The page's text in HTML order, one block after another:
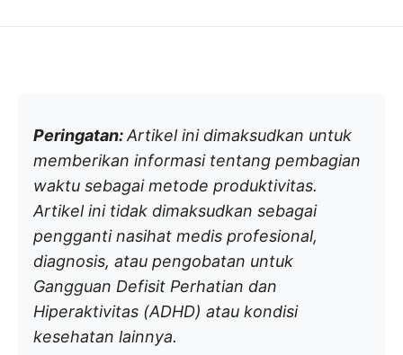
Peringatan:Artikel ini dimaksudkan untuk
memberikan informasi tentang pembagian
waktu sebagai metode produktivitas.
Artikel ini tidak dimaksudkan sebagai
pengganti nasihat medis profesional,
diagnosis, atau pengobatan untuk
Gangguan Defisit Perhatian dan
Hiperaktivitas (ADHD) atau kondisi
kesehatan lainnya.